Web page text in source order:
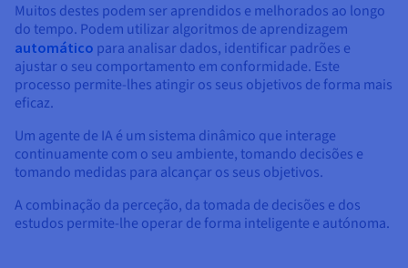
Muitos destes podem ser aprendidos e melhorados ao longo
do tempo. Podem utilizar algoritmos de aprendizagem
automático para analisar dados, identificar padrões e
ajustar o seu comportamento em conformidade. Este
processo permite-lhes atingir os seus objetivos de forma mais
eficaz.
Um agente de IA é um sistema dinâmico que interage
continuamente com o seu ambiente, tomando decisões e
tomando medidas para alcançar os seus objetivos.
A combinação da perceção, da tomada de decisões e dos
estudos permite-lhe operar de forma inteligente e autónoma.